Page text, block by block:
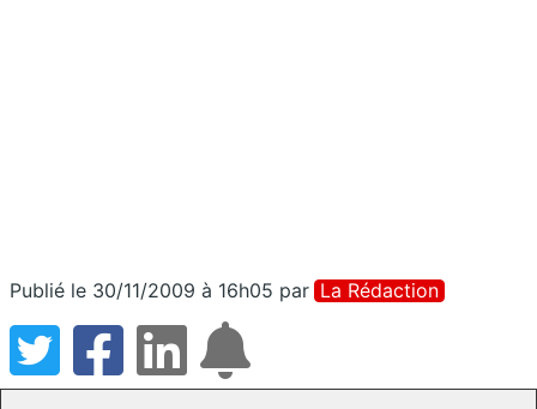
Publié le 30/11/2009 à 16h05 par La Rédaction